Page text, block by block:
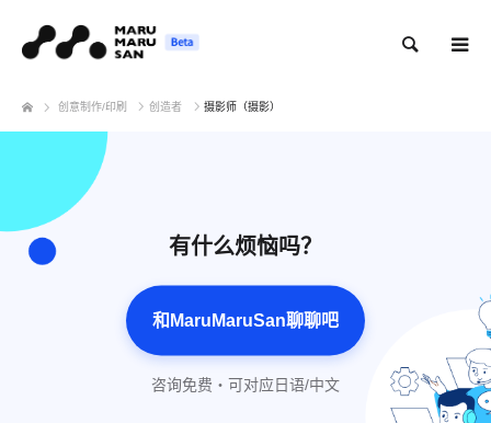
创意制作/印刷 创造者 摄影师（摄影）
有什么烦恼吗？
和MaruMaruSan聊聊吧
咨询免费・可对应日语/中文